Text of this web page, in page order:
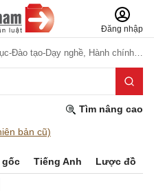
Đăng nhập
Đào tạo-Dạy nghề, Hành chính,
Tìm nâng cao
bản cũ)
gốc Tiếng Anh Lược đồ